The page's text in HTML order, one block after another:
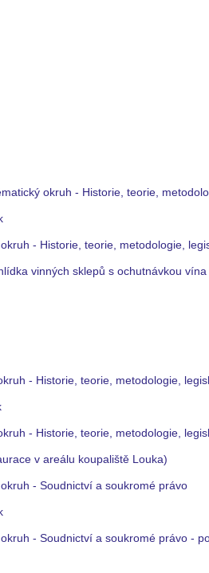
okruh - Historie, teorie,
- Historie, teorie, metodologie,
vinných sklepů s ochutnávkou
- Historie, teorie, metodologie,
- Historie, teorie, metodologie,
v areálu koupaliště Louka)
- Soudnictví a soukromé právo
- Soudnictví a soukromé právo -